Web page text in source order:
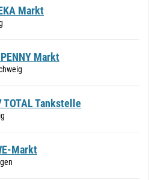
Markt
Markt
TOTAL Tankstelle
Markt